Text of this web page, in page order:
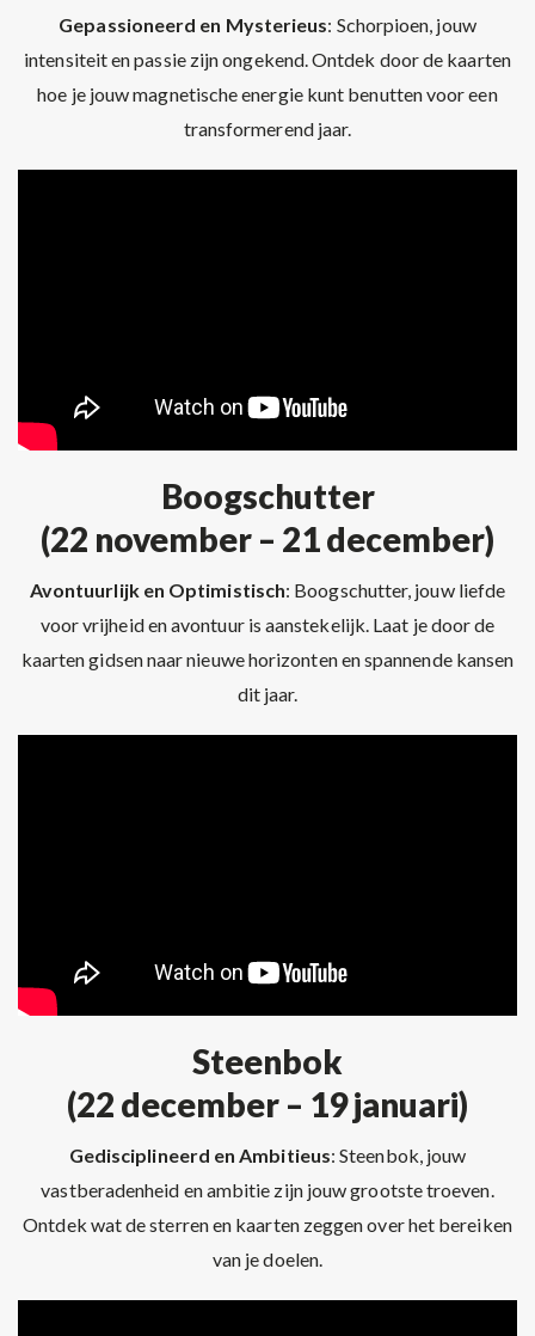
Gepassioneerd en Mysterieus: Schorpioen, jouw
intensiteit en passie zijn ongekend. Ontdek door de kaarten
hoe je jouw magnetische energie kunt benutten voor een
transformerend jaar.
Boogschutter
(22 november – 21 december)
Avontuurlijk en Optimistisch: Boogschutter, jouw liefde
voor vrijheid en avontuur is aanstekelijk. Laat je door de
kaarten gidsen naar nieuwe horizonten en spannende kansen
dit jaar.
Steenbok
(22 december – 19 januari)
Gedisciplineerd en Ambitieus: Steenbok, jouw
vastberadenheid en ambitie zijn jouw grootste troeven.
Ontdek wat de sterren en kaarten zeggen over het bereiken
van je doelen.